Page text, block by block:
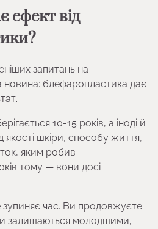
ефект від
запитань на
новина: блефаропластика дає
10-15 років, а іноді й
шкіри, способу життя,
яким робив
тому — вони досі
зупиняє час. Ви продовжуєте
залишаються молодшими,